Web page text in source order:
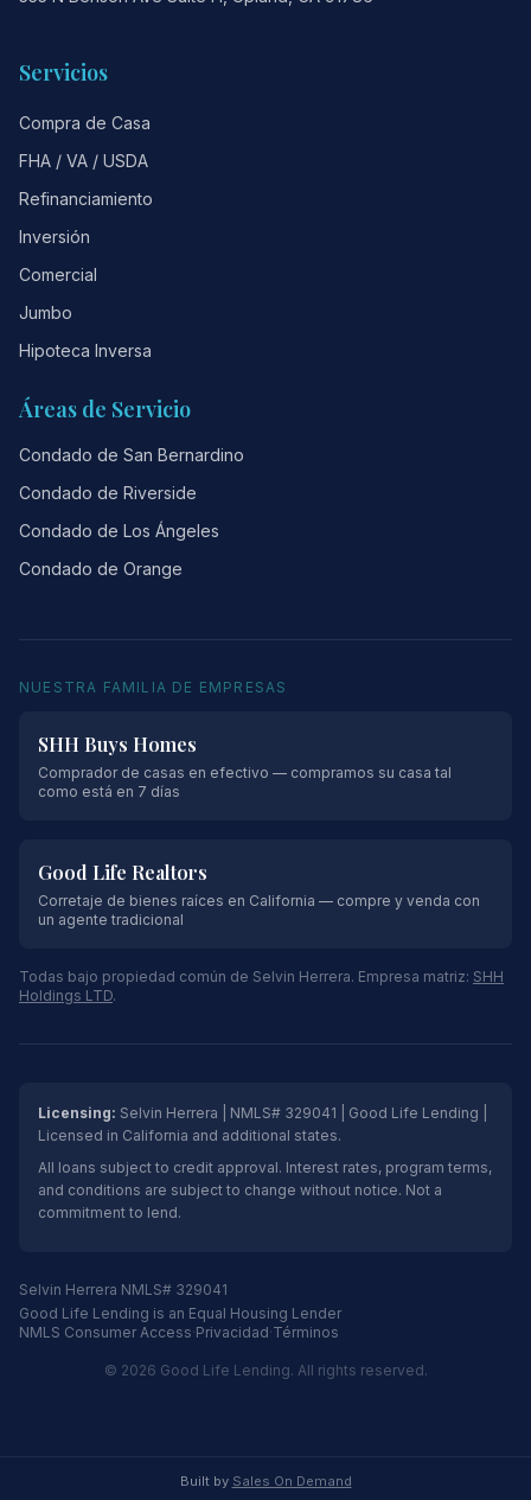
Servicios
Compra de Casa
FHA / VA / USDA
Refinanciamiento
Inversión
Comercial
Jumbo
Hipoteca Inversa
Áreas de Servicio
Condado de San Bernardino
Condado de Riverside
Condado de Los Ángeles
Condado de Orange
NUESTRA FAMILIA DE EMPRESAS
SHH Buys Homes
Comprador de casas en efectivo — compramos su casa tal
como está en 7 días
Good Life Realtors
Corretaje de bienes raíces en California — compre y venda con
un agente tradicional
Todas bajo propiedad común de Selvin Herrera. Empresa matriz: SHH
Holdings LTD.
Licensing: Selvin Herrera | NMLS# 329041 | Good Life Lending |
Licensed in California and additional states.
All loans subject to credit approval. Interest rates, program terms,
and conditions are subject to change without notice. Not a
commitment to lend.
Selvin Herrera NMLS# 329041
Good Life Lending is an Equal Housing Lender
NMLS Consumer Access·Privacidad·Términos
© 2026 Good Life Lending. All rights reserved.
Built by Sales On Demand